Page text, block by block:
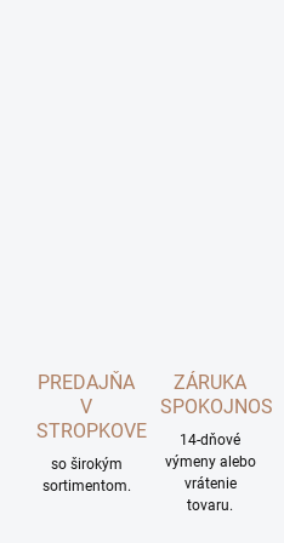
PREDAJŇA
V
STROPKOVE
so širokým
sortimentom.
ZÁRUKA
SPOKOJNOSTI
14-dňové
výmeny alebo
vrátenie
tovaru.